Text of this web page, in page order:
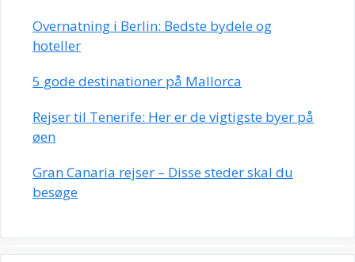
Overnatning i Berlin: Bedste bydele og
hoteller
5 gode destinationer på Mallorca
Rejser til Tenerife: Her er de vigtigste byer på
øen
Gran Canaria rejser – Disse steder skal du
besøge